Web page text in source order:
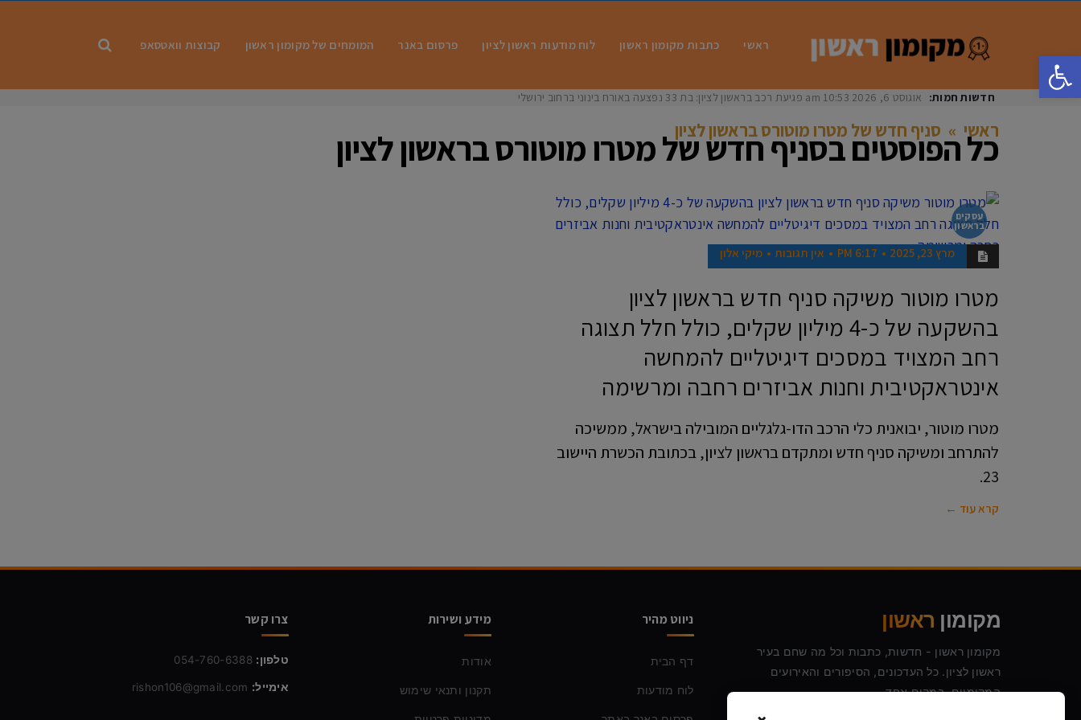
פתח סרגל נגישות
ראשי כתבות מקומון ראשון לוח מודעות ראשון לציון פרסום באנר המומחים של מקומון ראשון קבוצות וואטסאפ
חדשות חמות: אוגוסט 6, 2026 10:53 am פגיעת רכב בראשון לציון: בת 33 נפצעה באורח בינוני ברחוב ירושלים
ראשי » סניף חדש של מטרו מוטורס בראשון לציון
כל הפוסטים בסניף חדש של מטרו מוטורס בראשון לציון
עסקים
בראשון
מרץ 23, 2025 6:17 PM אין תגובות מיקי אלון
מטרו מוטור משיקה סניף חדש בראשון לציון
בהשקעה של כ-4 מיליון שקלים, כולל חלל תצוגה
רחב המצויד במסכים דיגיטליים להמחשה
אינטראקטיבית וחנות אביזרים רחבה ומרשימה
מטרו מוטור, יבואנית כלי הרכב הדו-גלגליים המובילה בישראל, ממשיכה
להתרחב ומשיקה סניף חדש ומתקדם בראשון לציון, בכתובת הכשרת היישוב
23.
קרא עוד ←
מקומון ראשון
מקומון ראשון - חדשות, כתבות וכל מה שחם בעיר
ראשון לציון. כל העדכונים, הסיפורים והאירועים
המקומיים, במקום אחד.
ניווט מהיר
דף הבית
לוח מודעות
מידע ושירות
אודות
תקנון ותנאי שימוש
צרו קשר
טלפון: 054-760-6388
אימייל: rishon106@gmail.com